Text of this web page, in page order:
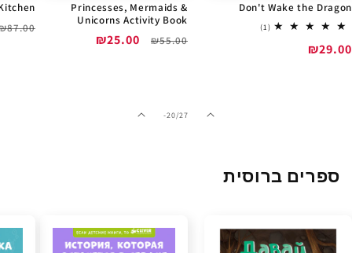
Don't Wake the Dragon
(1)
1
מחיר
₪29.00
Princesses, Mermaids &
Unicorns Activity Book
מחיר
₪55.00
מחיר
₪25.00
מחיר
-20/
מתוך
27
ספרים ברוסית